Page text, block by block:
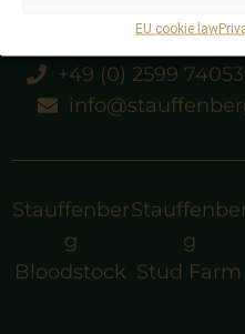
EU cookie law
+49 (0) 2599
Stauffenber
g
Bloodstock
g
Stud Farm